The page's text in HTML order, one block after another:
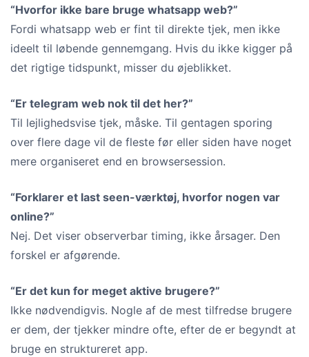
“Hvorfor ikke bare bruge whatsapp web?”
Fordi whatsapp web er fint til direkte tjek, men ikke
ideelt til løbende gennemgang. Hvis du ikke kigger på
det rigtige tidspunkt, misser du øjeblikket.
“Er telegram web nok til det her?”
Til lejlighedsvise tjek, måske. Til gentagen sporing
over flere dage vil de fleste før eller siden have noget
mere organiseret end en browsersession.
“Forklarer et last seen-værktøj, hvorfor nogen var
online?”
Nej. Det viser observerbar timing, ikke årsager. Den
forskel er afgørende.
“Er det kun for meget aktive brugere?”
Ikke nødvendigvis. Nogle af de mest tilfredse brugere
er dem, der tjekker mindre ofte, efter de er begyndt at
bruge en struktureret app.